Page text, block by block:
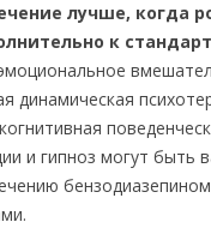
лучше, когда
к
динамическая
и гипноз могут быть